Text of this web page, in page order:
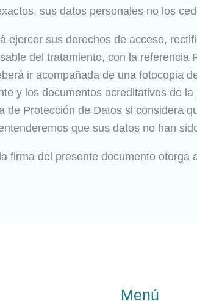
sus datos personales no los
ejercer sus derechos de acceso,
del tratamiento, con la
ir acompañada de una fotocopia
y los documentos acreditativos de
de Protección de Datos si considera
que sus datos no han
firma del presente documento
Menú